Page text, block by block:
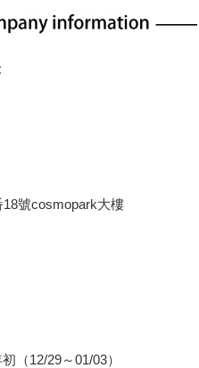
號cosmopark大樓
（12/29～01/03）